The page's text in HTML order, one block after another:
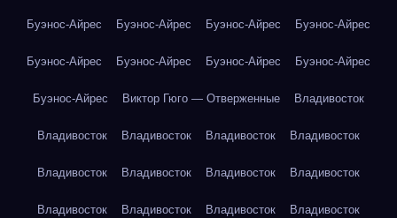
Буэнос-Айрес Буэнос-Айрес Буэнос-Айрес Буэнос-Айрес
Буэнос-Айрес Буэнос-Айрес Буэнос-Айрес Буэнос-Айрес
Буэнос-Айрес Виктор Гюго — Отверженные Владивосток
Владивосток Владивосток Владивосток Владивосток
Владивосток Владивосток Владивосток Владивосток
Владивосток Владивосток Владивосток Владивосток